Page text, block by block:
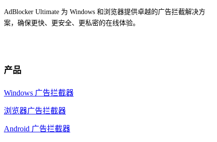
AdBlocker Ultimate 为 Windows 和浏览器提供卓越的广告拦截解决方
案，确保更快、更安全、更私密的在线体验。
产品
Windows 广告拦截器
浏览器广告拦截器
Android 广告拦截器